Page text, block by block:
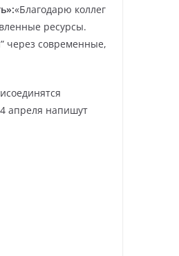
«Благодарю коллег
ресурсы.
через современные,
апреля напишут